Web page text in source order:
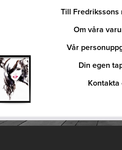
Till Fredrikssons
Om våra
Vår
Din egen
Kontakta